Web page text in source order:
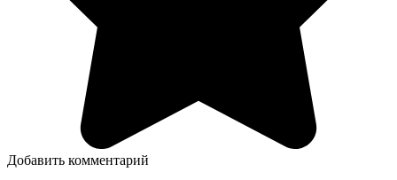
Добавить комментарий